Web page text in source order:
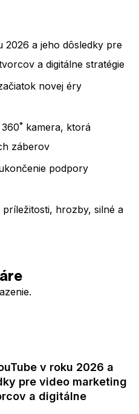
2026 a jeho dôsledky pre
a digitálne stratégie
novej éry
kamera, ktorá
záberov
podpory
príležitosti, hrozby, silné a
v roku 2026 a
pre video marketing
a digitálne